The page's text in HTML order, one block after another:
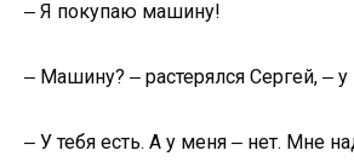
‒ Я покупаю машину!
‒ Машину? ‒ растерялся Сергей, ‒ у
‒ У тебя есть. А у меня ‒ нет. Мне